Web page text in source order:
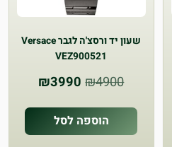
שעון יד ורסצ'ה לגבר Versace
VEZ900521
₪4900
המחיר
היה:
₪4900.
₪3990 המחיר
הוא:
₪3990.
הוספה לסל